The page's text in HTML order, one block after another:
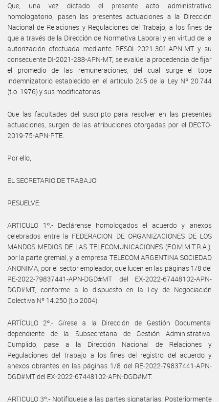
Que, una vez dictado el presente acto administrativo
homologatorio, pasen las presentes actuaciones a la Dirección
Nacional de Relaciones y Regulaciones del Trabajo, a los fines de
que a través de la Dirección de Normativa Laboral y en virtud de la
autorización efectuada mediante RESOL-2021-301-APN-MT y su
consecuente DI-2021-288-APN-MT, se evalúe la procedencia de fijar
el promedio de las remuneraciones, del cual surge el tope
indemnizatorio establecido en el artículo 245 de la Ley Nº 20.744
(t.o. 1976) y sus modificatorias.
Que las facultades del suscripto para resolver en las presentes
actuaciones, surgen de las atribuciones otorgadas por el DECTO-
2019-75-APN-PTE.
Por ello,
EL SECRETARIO DE TRABAJO
RESUELVE:
ARTICULO 1º.- Declárense homologados el acuerdo y anexos
celebrados entre la FEDERACION DE ORGANIZACIONES DE LOS
MANDOS MEDIOS DE LAS TELECOMUNICACIONES (F.O.M.M.T.R.A.),
por la parte gremial, y la empresa TELECOM ARGENTINA SOCIEDAD
ANONIMA, por el sector empleador, que lucen en las páginas 1/8 del
RE-2022-79837441-APN-DGD#MT del EX-2022-67448102-APN-
DGD#MT, conforme a lo dispuesto en la Ley de Negociación
Colectiva Nº 14.250 (t.o 2004).
ARTÍCULO 2º.- Gírese a la Dirección de Gestión Documental
dependiente de la Subsecretaria de Gestión Administrativa.
Cumplido, pase a la Dirección Nacional de Relaciones y
Regulaciones del Trabajo a los fines del registro del acuerdo y
anexos obrantes en las páginas 1/8 del RE-2022-79837441-APN-
DGD#MT del EX-2022-67448102-APN-DGD#MT.
ARTICULO 3º.- Notifíquese a las partes signatarias. Posteriormente